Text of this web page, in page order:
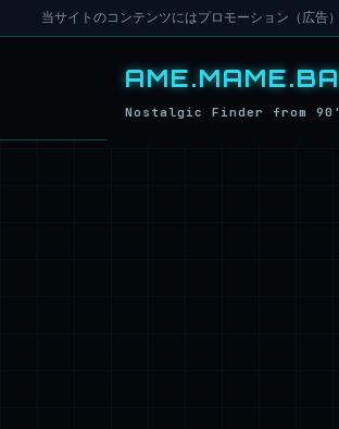
当サイトのコンテンツにはプロモーション（広告